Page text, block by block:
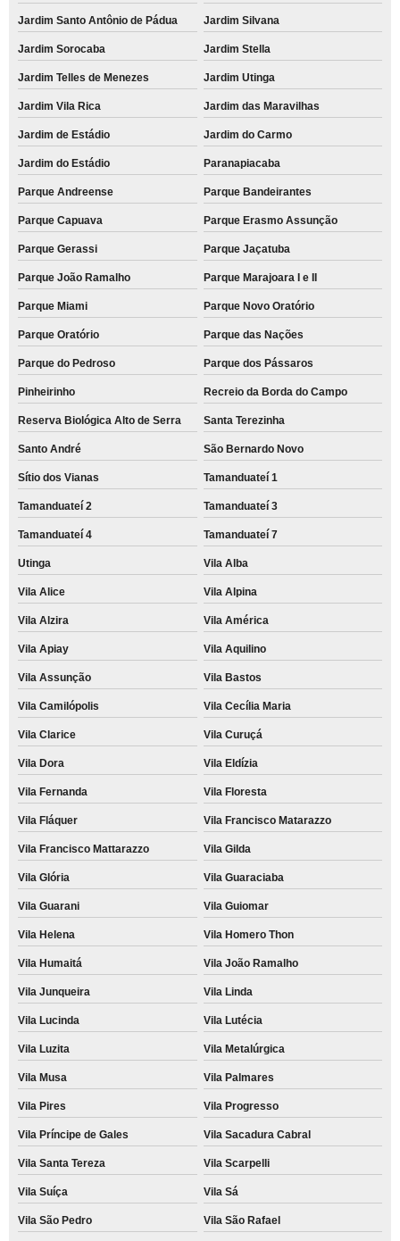
Jardim Santo Antônio de Pádua Jardim Silvana
Jardim Sorocaba Jardim Stella
Jardim Telles de Menezes Jardim Utinga
Jardim Vila Rica Jardim das Maravilhas
Jardim de Estádio Jardim do Carmo
Jardim do Estádio Paranapiacaba
Parque Andreense Parque Bandeirantes
Parque Capuava Parque Erasmo Assunção
Parque Gerassi Parque Jaçatuba
Parque João Ramalho Parque Marajoara I e II
Parque Miami Parque Novo Oratório
Parque Oratório Parque das Nações
Parque do Pedroso Parque dos Pássaros
Pinheirinho Recreio da Borda do Campo
Reserva Biológica Alto de Serra Santa Terezinha
Santo André São Bernardo Novo
Sítio dos Vianas Tamanduateí 1
Tamanduateí 2 Tamanduateí 3
Tamanduateí 4 Tamanduateí 7
Utinga Vila Alba
Vila Alice Vila Alpina
Vila Alzira Vila América
Vila Apiay Vila Aquilino
Vila Assunção Vila Bastos
Vila Camilópolis Vila Cecília Maria
Vila Clarice Vila Curuçá
Vila Dora Vila Eldízia
Vila Fernanda Vila Floresta
Vila Fláquer Vila Francisco Matarazzo
Vila Francisco Mattarazzo Vila Gilda
Vila Glória Vila Guaraciaba
Vila Guarani Vila Guiomar
Vila Helena Vila Homero Thon
Vila Humaitá Vila João Ramalho
Vila Junqueira Vila Linda
Vila Lucinda Vila Lutécia
Vila Luzita Vila Metalúrgica
Vila Musa Vila Palmares
Vila Pires Vila Progresso
Vila Príncipe de Gales Vila Sacadura Cabral
Vila Santa Tereza Vila Scarpelli
Vila Suíça Vila Sá
Vila São Pedro Vila São Rafael